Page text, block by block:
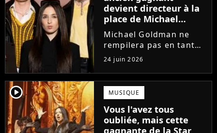
devient directeur à la
place de Michael
Goldman ? Il donne
enfin sa réponse
Michael Goldman ne
rempilera pas en tant
que directeur de la
prochaine saison de la
Star Academy. Mais qui
prendra sa place ? Alors
que son nom circule,
cet ancien gagnant de
l'émission...
24 juin 2026
player2 MUSIQUE
Vous l'avez tous
oubliée, mais cette
gagnante de la Star